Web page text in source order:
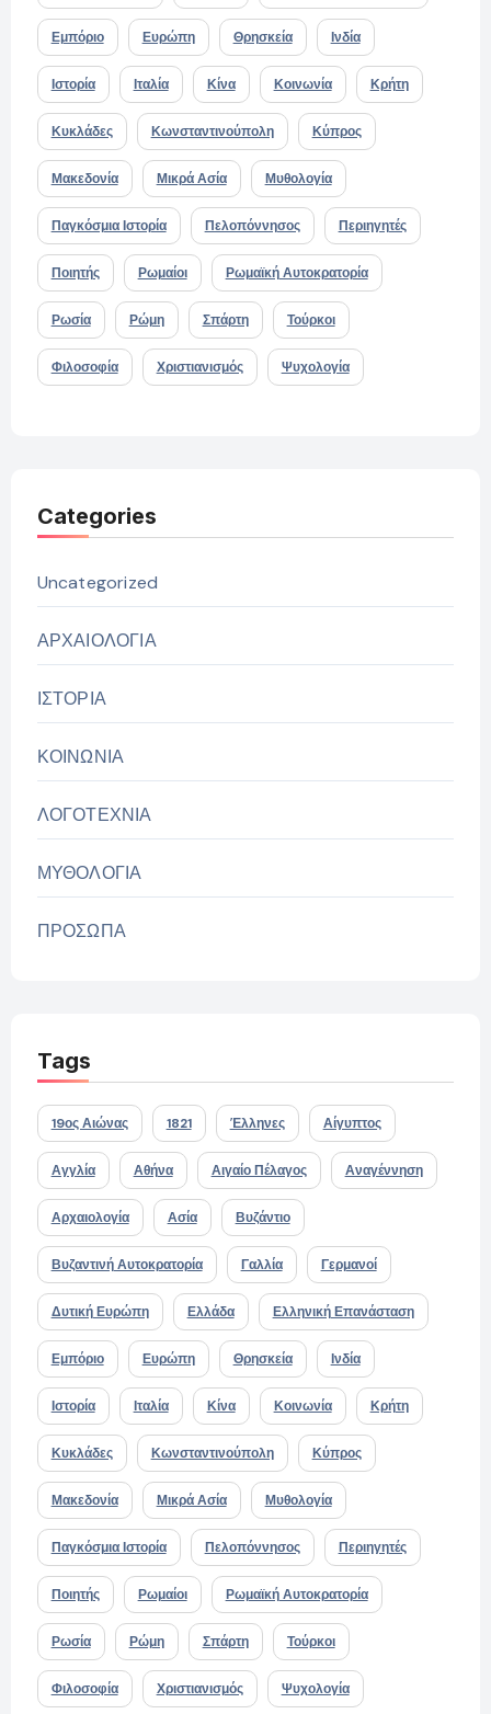
Εμπόριο Ευρώπη Θρησκεία Ινδία
Ιστορία Ιταλία Κίνα Κοινωνία Κρήτη
Κυκλάδες Κωνσταντινούπολη Κύπρος
Μακεδονία Μικρά Ασία Μυθολογία
Παγκόσμια Ιστορία Πελοπόννησος Περιηγητές
Ποιητής Ρωμαίοι Ρωμαϊκή Αυτοκρατορία
Ρωσία Ρώμη Σπάρτη Τούρκοι
Φιλοσοφία Χριστιανισμός Ψυχολογία
Categories
Uncategorized
ΑΡΧΑΙΟΛΟΓΙΑ
ΙΣΤΟΡΙΑ
ΚΟΙΝΩΝΙΑ
ΛΟΓΟΤΕΧΝΙΑ
ΜΥΘΟΛΟΓΙΑ
ΠΡΟΣΩΠΑ
Tags
19ος Αιώνας 1821 Έλληνες Αίγυπτος
Αγγλία Αθήνα Αιγαίο Πέλαγος Αναγέννηση
Αρχαιολογία Ασία Βυζάντιο
Βυζαντινή Αυτοκρατορία Γαλλία Γερμανοί
Δυτική Ευρώπη Ελλάδα Ελληνική Επανάσταση
Εμπόριο Ευρώπη Θρησκεία Ινδία
Ιστορία Ιταλία Κίνα Κοινωνία Κρήτη
Κυκλάδες Κωνσταντινούπολη Κύπρος
Μακεδονία Μικρά Ασία Μυθολογία
Παγκόσμια Ιστορία Πελοπόννησος Περιηγητές
Ποιητής Ρωμαίοι Ρωμαϊκή Αυτοκρατορία
Ρωσία Ρώμη Σπάρτη Τούρκοι
Φιλοσοφία Χριστιανισμός Ψυχολογία